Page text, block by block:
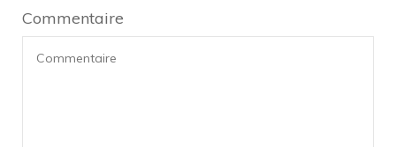
Commentaire